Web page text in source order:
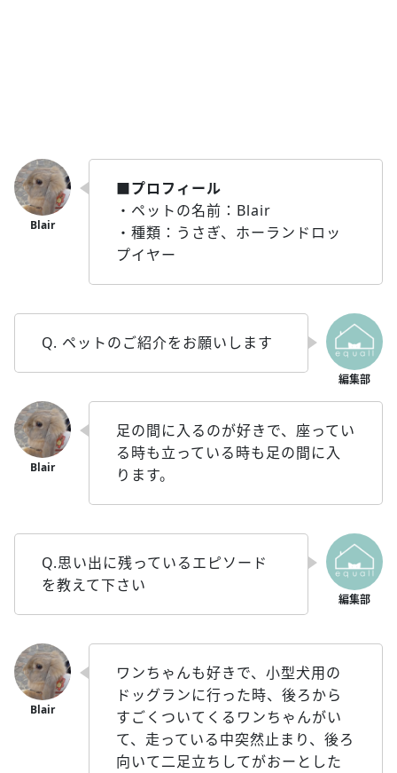
■プロフィール
・ペットの名前：Blair
・種類：うさぎ、ホーランドロッ
プイヤー
Q. ペットのご紹介をお願いします
足の間に入るのが好きで、座ってい
る時も立っている時も足の間に入
ります。
Q.思い出に残っているエピソード
を教えて下さい
ワンちゃんも好きで、小型犬用の
ドッグランに行った時、後ろから
すごくついてくるワンちゃんがい
て、走っている中突然止まり、後ろ
向いて二足立ちしてがおーとした